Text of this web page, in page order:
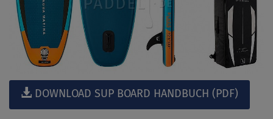
DOWNLOAD SUP BOARD HANDBUCH (PDF)